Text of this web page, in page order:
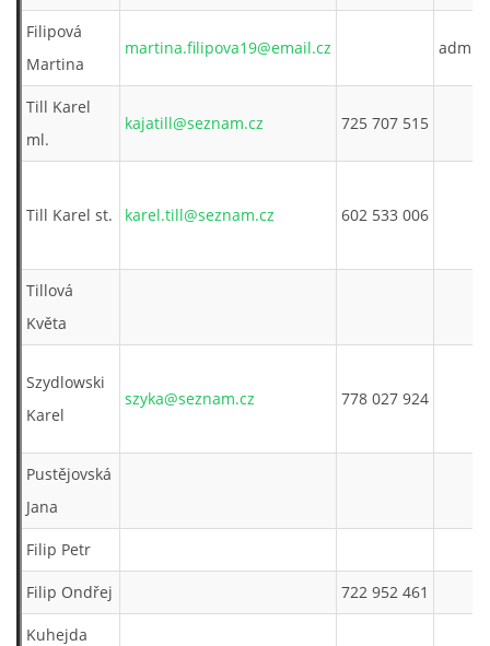
Filipová
Martina
martina.filipova19@email.cz admin
Till Karel
ml.
kajatill@seznam.cz 725 707 515
Till Karel st. karel.till@seznam.cz 602 533 006
Tillová
Květa
Szydlowski
Karel
szyka@seznam.cz 778 027 924
Pustějovská
Jana
Filip Petr
Filip Ondřej 722 952 461
Kuhejda